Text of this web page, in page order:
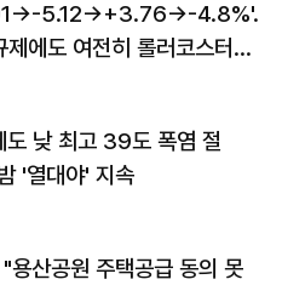
5.12→+3.76→-4.8%'…'
제에도 여전히 롤러코스터
도 낮 최고 39도 폭염 절
'열대야' 지속
용산공원 주택공급 동의 못